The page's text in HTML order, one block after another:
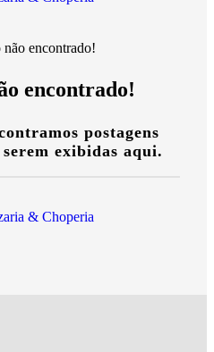
encontrado!
postagens
serem exibidas aqui.